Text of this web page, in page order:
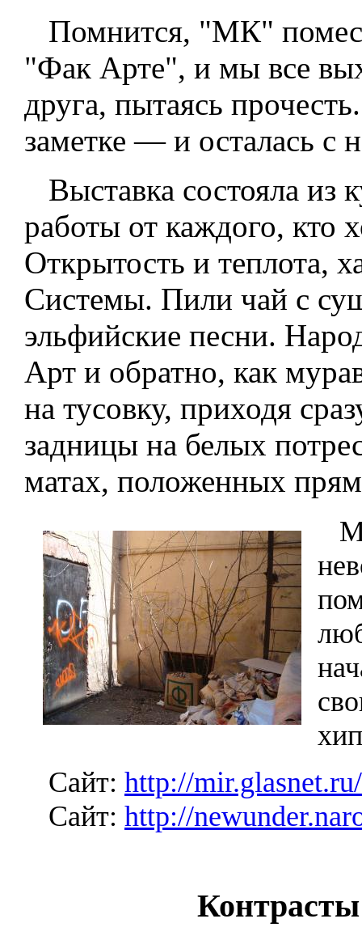
Помнится, "МК"
"Фак Арте", и мы все
друга, пытаясь
заметке — и осталась с
Выставка состояла из
работы от каждого, кто
Открытость и теплота,
Системы. Пили чай с
эльфийские песни.
Арт и обратно, как
на тусовку, приходя
задницы на белых
матах, положенных
Сайт: http://
Сайт: http://